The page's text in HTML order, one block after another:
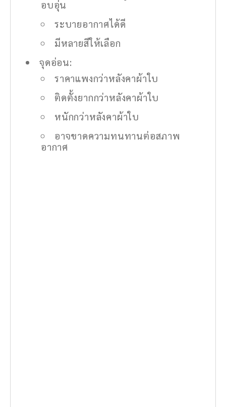
อบอุ่น
ระบายอากาศได้ดี
มีหลายสีให้เลือก
จุดอ่อน:
ราคาแพงกว่าหลังคาผ้าใบ
ติดตั้งยากกว่าหลังคาผ้าใบ
หนักกว่าหลังคาผ้าใบ
อาจขาดความทนทานต่อสภาพ
อากาศ